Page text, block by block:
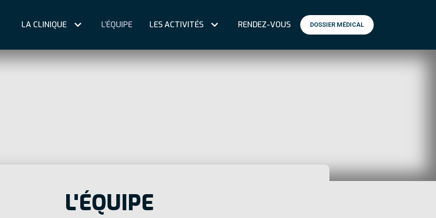
LA CLINIQUE L’ÉQUIPE LES ACTIVITÉS RENDEZ-VOUS DOSSIER MÉDICAL
L'ÉQUIPE